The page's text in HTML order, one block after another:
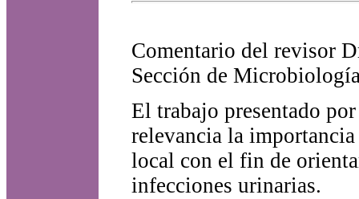
Comentario del revisor
Sección de
El trabajo presentado
relevancia la
local con el fin de
infecciones urinarias.